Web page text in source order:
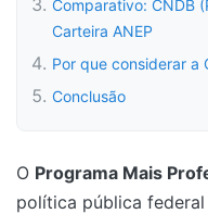
Comparativo: CNDB
Carteira ANEP
Por que considerar a
Conclusão
O Programa Mais
política pública